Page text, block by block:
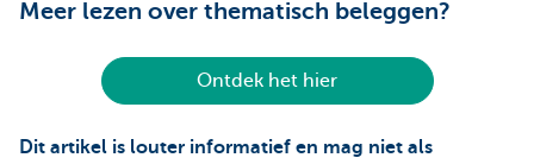
Meer lezen over thematisch beleggen?
Ontdek het hier
Dit artikel is louter informatief en mag niet als